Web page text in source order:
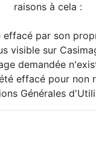
raisons à cela :
effacé par son
visible sur
demandée
effacé pour non
Générales